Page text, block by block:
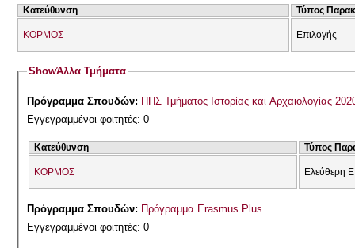
Κατεύθυνση Τύπος
ΚΟΡΜΟΣ Επιλογής
ShowΆλλα Τμήματα
Πρόγραμμα Σπουδών: ΠΠΣ Τμήματος Ιστορίας και Αρχαιολογίας
Εγγεγραμμένοι φοιτητές: 0
Κατεύθυνση Τύπος
ΚΟΡΜΟΣ Ελεύθερη
Πρόγραμμα Σπουδών: Πρόγραμμα Erasmus Plus
Εγγεγραμμένοι φοιτητές: 0